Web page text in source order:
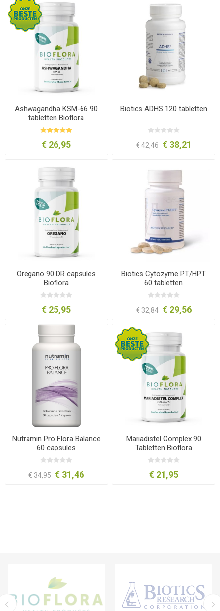
Ashwagandha KSM-66 90
tabletten Bioflora
€ 26,95
Biotics ADHS 120 tabletten
€ 42,46 € 38,21
Oregano 90 DR capsules
Bioflora
€ 25,95
Biotics Cytozyme PT/HPT
60 tabletten
€ 32,84 € 29,56
Nutramin Pro Flora Balance
60 capsules
€ 34,95 € 31,46
Mariadistel Complex 90
Tabletten Bioflora
€ 21,95